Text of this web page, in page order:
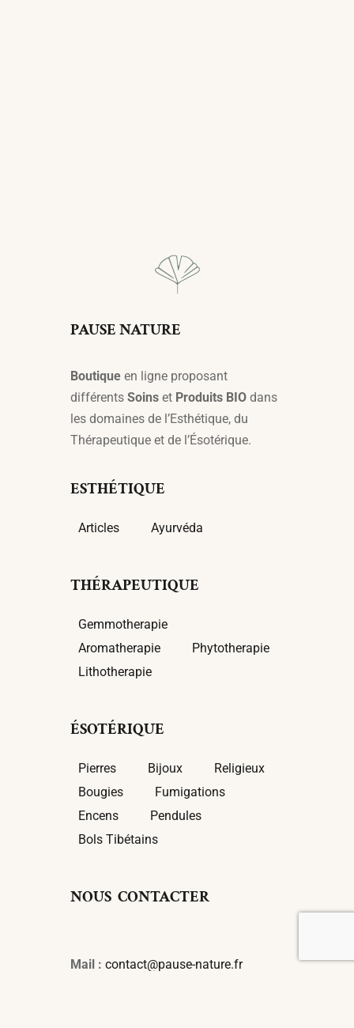
PAUSE NATURE
Boutique en ligne proposant
différents Soins et Produits BIO dans
les domaines de l’Esthétique, du
Thérapeutique et de l’Ésotérique.
ESTHÉTIQUE
Articles Ayurvéda
THÉRAPEUTIQUE
Gemmotherapie
Aromatherapie
Phytotherapie
Lithotherapie
ÉSOTÉRIQUE
Pierres Bijoux
Religieux
Bougies
Fumigations
Encens
Pendules
Bols Tibétains
NOUS CONTACTER
Mail : contact@pause-nature.fr